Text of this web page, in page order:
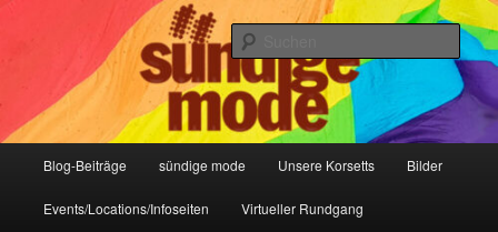
Sündige Mode Frankfurt
IHR Laden für Korsetts, Lifestyle-Mode, Club- und Dark-Wear seit 2004
Blog-Beiträge sündige mode Unsere Korsetts Bilder
Events/Locations/Infoseiten Virtueller Rundgang